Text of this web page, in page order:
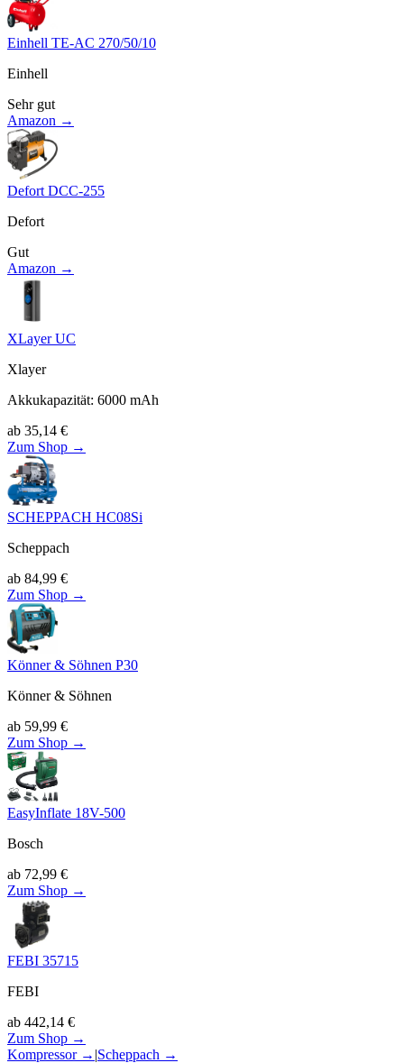
Einhell TE-AC 270/50/10
Einhell
Sehr gut
Amazon →
Defort DCC-255
Defort
Gut
Amazon →
XLayer UC
Xlayer
Akkukapazität: 6000 mAh
ab 35,14 €
Zum Shop →
SCHEPPACH HC08Si
Scheppach
ab 84,99 €
Zum Shop →
Könner & Söhnen P30
Könner & Söhnen
ab 59,99 €
Zum Shop →
EasyInflate 18V-500
Bosch
ab 72,99 €
Zum Shop →
FEBI 35715
FEBI
ab 442,14 €
Zum Shop →
Kompressor→ |Scheppach →